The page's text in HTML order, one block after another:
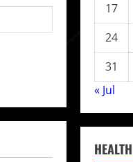
17
24
31
« Jul